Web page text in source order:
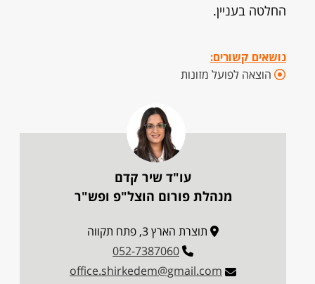
החלטה בעניין.
נושאים קשורים:
הוצאה לפועל מזונות
עו"ד שיר קדם
מנהלת פורום הוצל"פ ופש"ר
תוצרת הארץ 3, פתח תקווה
052-7387060
office.shirkedem@gmail.com